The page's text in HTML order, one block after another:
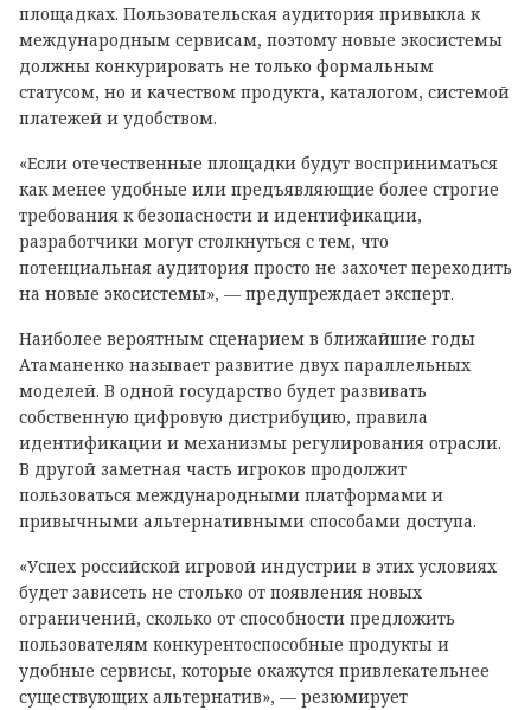
площадках. Пользовательская аудитория привыкла к
международным сервисам, поэтому новые экосистемы
должны конкурировать не только формальным
статусом, но и качеством продукта, каталогом, системой
платежей и удобством.
«Если отечественные площадки будут восприниматься
как менее удобные или предъявляющие более строгие
требования к безопасности и идентификации,
разработчики могут столкнуться с тем, что
потенциальная аудитория просто не захочет переходить
на новые экосистемы», — предупреждает эксперт.
Наиболее вероятным сценарием в ближайшие годы
Атаманенко называет развитие двух параллельных
моделей. В одной государство будет развивать
собственную цифровую дистрибуцию, правила
идентификации и механизмы регулирования отрасли.
В другой заметная часть игроков продолжит
пользоваться международными платформами и
привычными альтернативными способами доступа.
«Успех российской игровой индустрии в этих условиях
будет зависеть не столько от появления новых
ограничений, сколько от способности предложить
пользователям конкурентоспособные продукты и
удобные сервисы, которые окажутся привлекательнее
существующих альтернатив», — резюмирует